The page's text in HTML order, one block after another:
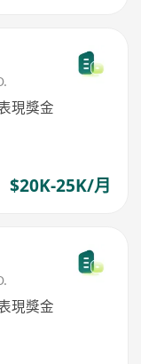
現獎金
$20K-25K/月
現獎金